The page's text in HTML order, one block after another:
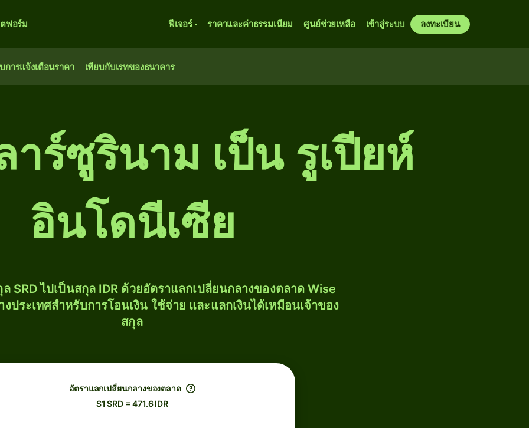
ฟอร์ม ฟีเจอร์ ราคาและค่าธรรมเนียม ศูนย์ช่วยเหลือ เข้าสู่ระบบ ลงทะเบียน
การแจ้งเตือนราคา เทียบกับเรทของธนาคาร
ร์ซูรินาม เป็น รูเปียห์
อินโดนีเซีย
SRD ไปเป็นสกุล IDR ด้วยอัตราแลกเปลี่ยนกลางของตลาด Wise
ประเทศสำหรับการโอนเงิน ใช้จ่าย และแลกเงินได้เหมือนเจ้าของ
สกุล
อัตราแลกเปลี่ยนกลางของตลาด
$1 SRD = 471.6 IDR